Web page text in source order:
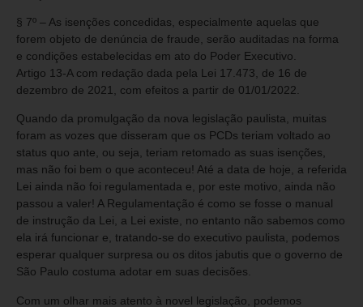
§ 7º – As isenções concedidas, especialmente aquelas que
forem objeto de denúncia de fraude, serão auditadas na forma
e condições estabelecidas em ato do Poder Executivo.
Artigo 13-A com redação dada pela Lei 17.473, de 16 de
dezembro de 2021, com efeitos a partir de 01/01/2022.
Quando da promulgação da nova legislação paulista, muitas
foram as vozes que disseram que os PCDs teriam voltado ao
status quo ante, ou seja, teriam retomado as suas isenções,
mas não foi bem o que aconteceu! Até a data de hoje, a referida
Lei ainda não foi regulamentada e, por este motivo, ainda não
passou a valer! A Regulamentação é como se fosse o manual
de instrução da Lei, a Lei existe, no entanto não sabemos como
ela irá funcionar e, tratando-se do executivo paulista, podemos
esperar qualquer surpresa ou os ditos jabutis que o governo de
São Paulo costuma adotar em suas decisões.
Com um olhar mais atento à novel legislação, podemos